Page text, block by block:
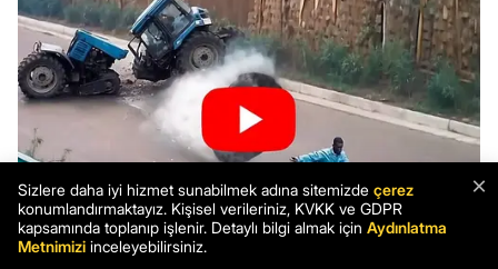
×
Sizlere daha iyi hizmet sunabilmek adına sitemizde çerez
konumlandırmaktayız. Kişisel verileriniz, KVKK ve GDPR
kapsamında toplanıp işlenir. Detaylı bilgi almak için Aydınlatma
Metnimizi inceleyebilirsiniz.